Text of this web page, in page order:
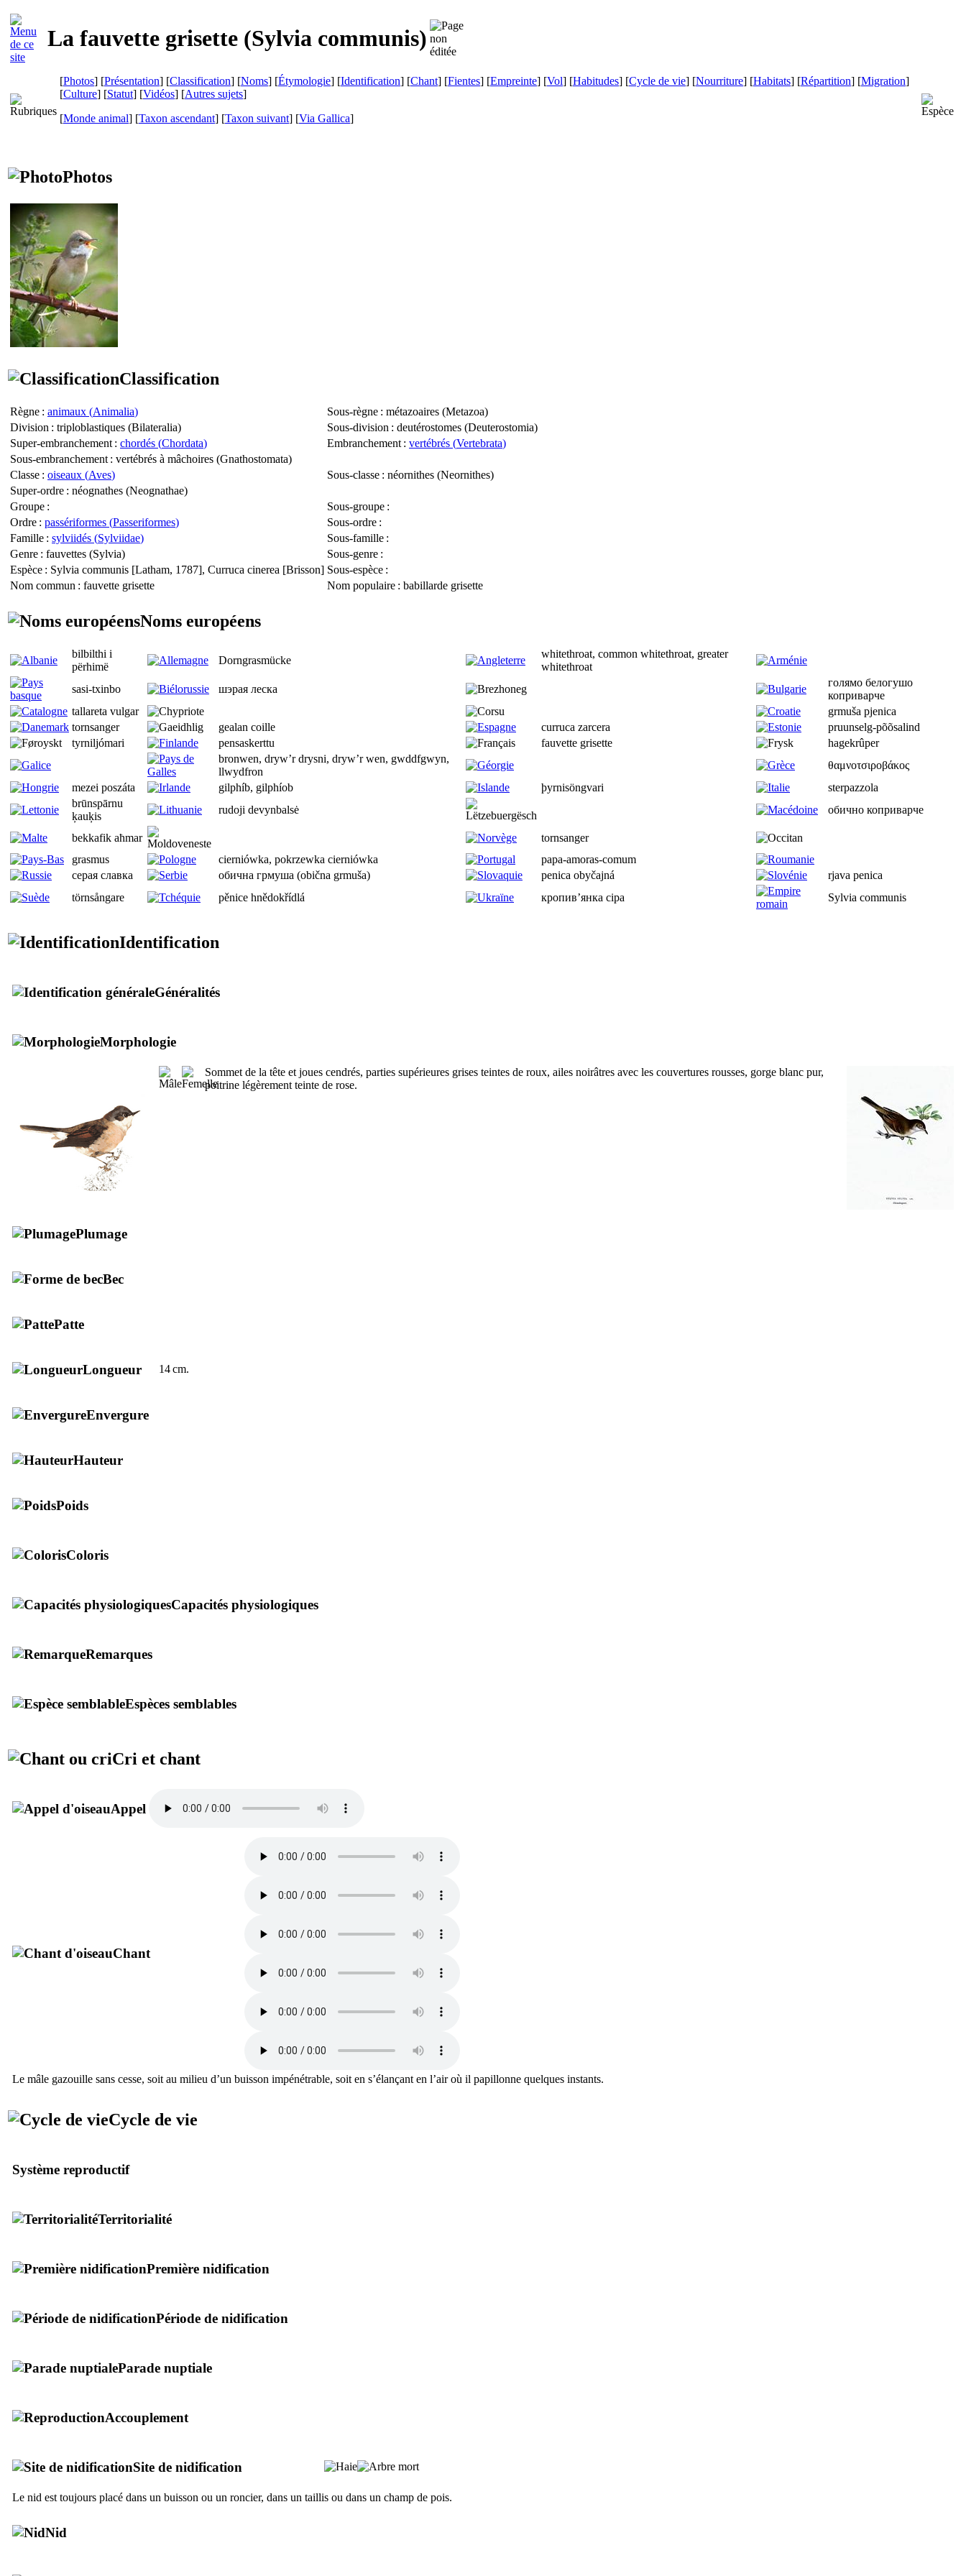
La fauvette grisette (Sylvia communis)
[Photos] [Présentation] [Classification] [Noms] [Étymologie] [Identification] [Chant] [Fientes] [Empreinte] [Vol] [Habitudes] [Cycle de vie] [Nourriture] [Habitats] [Répartition] [Migration]
[Culture] [Statut] [Vidéos] [Autres sujets]
[Monde animal] [Taxon ascendant] [Taxon suivant] [Via Gallica]
Photos
Classification
Règne : animaux (Animalia) Sous-règne : métazoaires (Metazoa)
Division : triploblastiques (Bilateralia) Sous-division : deutérostomes (Deuterostomia)
Super-embranchement : chordés (Chordata) Embranchement : vertébrés (Vertebrata)
Sous-embranchement : vertébrés à mâchoires (Gnathostomata)
Classe : oiseaux (Aves) Sous-classe : néornithes (Neornithes)
Super-ordre : néognathes (Neognathae)
Groupe : Sous-groupe :
Ordre : passériformes (Passeriformes) Sous-ordre :
Famille : sylviidés (Sylviidae) Sous-famille :
Genre : fauvettes (Sylvia) Sous-genre :
Espèce : Sylvia communis [Latham, 1787], Curruca cinerea [Brisson] Sous-espèce :
Nom commun : fauvette grisette Nom populaire : babillarde grisette
Noms européens
bilbilthi i
përhimë
Dorngrasmücke
whitethroat, common whitethroat, greater
whitethroat
sasi-txinbo
шэрая леска
голямо белогушо
коприварче
tallareta vulgar
grmuša pjenica
tornsanger
gealan coille curruca zarcera
pruunselg-põõsalind
tyrniljómari
pensaskerttu fauvette grisette
hagekrûper
bronwen, dryw’r drysni, dryw’r wen, gwddfgwyn,
llwydfron
θαμνοτσιροβάκος
mezei poszáta
gilphíb, gilphíob þyrnisöngvari
sterpazzola
brūnspārnu
ķauķis
rudoji devynbalsė обично коприварче
bekkafik aħmar
tornsanger
grasmus
cierniówka, pokrzewka cierniówka
papa-amoras-comum
серая славка
обична грмуша (obična grmuša) penica obyčajná
rjava penica
törnsångare
pěnice hnědokřídlá кропив’янка сіра Sylvia communis
Identification
Généralités
Morphologie
Sommet de la tête et joues cendrés, parties supérieures grises teintes de roux, ailes noirâtres avec les couvertures rousses, gorge blanc pur,
poitrine légèrement teinte de rose.
Plumage
Bec
Patte
Longueur 14 cm.
Envergure
Hauteur
Poids
Coloris
Capacités physiologiques
Remarques
Espèces semblables
Cri et chant
Appel
Chant
Le mâle gazouille sans cesse, soit au milieu d’un buisson impénétrable, soit en s’élançant en l’air où il papillonne quelques instants.
Cycle de vie
Système reproductif
Territorialité
Première nidification
Période de nidification
Parade nuptiale
Accouplement
Site de nidification
Le nid est toujours placé dans un buisson ou un roncier, dans un taillis ou dans un champ de pois.
Nid